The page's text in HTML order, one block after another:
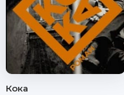
Кока